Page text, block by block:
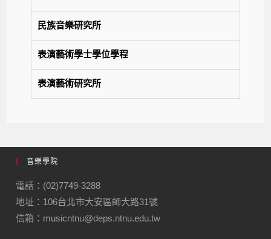
民族音樂研究所
表演藝術學士學位學程
表演藝術研究所
音樂學院
電話：(02)7749-3288
地址：106台北市大安區師大路31號
信箱：musicntnu@deps.ntnu.edu.tw